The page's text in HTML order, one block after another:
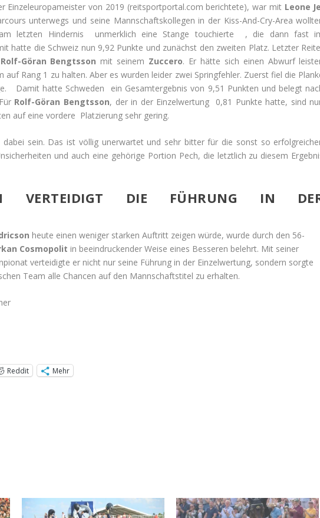
Einzeleuropameister von 2019 (reitsportportal.com berichtete), war mit Leone
unterwegs und seine Mannschaftskollegen in der Kiss-And-Cry-Area
letzten Hindernis unmerklich eine Stange touchierte , die dann fast
hatte die Schweiz nun 9,92 Punkte und zunächst den zweiten Platz. Letzter
Rolf-Göran Bengtsson mit seinem Zuccero. Er hätte sich einen Abwurf
auf Rang 1 zu halten. Aber es wurden leider zwei Springfehler. Zuerst fiel die
Damit hatte Schweden ein Gesamtergebnis von 9,51 Punkten und belegt
Rolf-Göran Bengtsson, der in der Einzelwertung 0,81 Punkte hatte, sind
auf eine vordere Platzierung sehr gering.
dabei sein. Das ist völlig unerwartet und sehr bitter für die sonst so
und auch eine gehörige Portion Pech, die letztlich zu diesem
VERTEIDIGT DIE FÜHRUNG IN
heute einen weniger starken Auftritt zeigen würde, wurde durch den 56-
Cosmopolit in beeindruckender Weise eines Besseren belehrt. Mit seiner
verteidigte er nicht nur seine Führung in der Einzelwertung, sondern sorgte
Team alle Chancen auf den Mannschaftstitel zu erhalten.
Reddit Mehr